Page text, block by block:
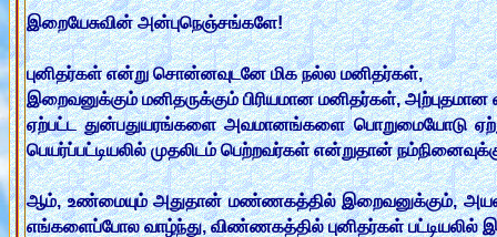
இறையேசுவின் அன்புநெஞ்சங்களே!
புனிதர்கள் என்று சொன்னவுடனே மிக நல்ல மனிதர்கள்,
இறைவனுக்கும் மனிதருக்கும் பிரியமான மனிதர்கள்,
ஏற்பட்ட துன்பதுயரங்களை அவமானங்களை பொறுமையோடு
பெயர்ப்பட்டியலில் முதலிடம் பெற்றவர்கள் என்றுதான்
ஆம், உண்மையும் அதுதான் மண்ணகத்தில் இறைவனுக்கும்,
எங்களைப்போல வாழ்ந்து, விண்ணகத்தில் புனிதர்கள் பட்டியலில்